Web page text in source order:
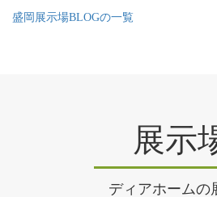
盛岡展示場BLOGの一覧
展示
ディアホームの